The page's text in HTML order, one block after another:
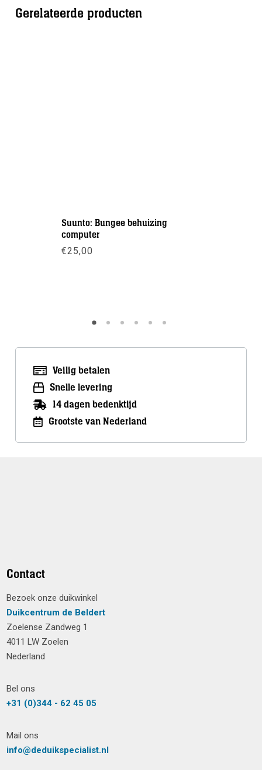
Gerelateerde producten
Suunto: Bungee behuizing
computer
€25,00
Veilig betalen
Snelle levering
14 dagen bedenktijd
Grootste van Nederland
Contact
Bezoek onze duikwinkel
Duikcentrum de Beldert
Zoelense Zandweg 1
4011 LW Zoelen
Nederland
Bel ons
+31 (0)344 - 62 45 05
Mail ons
info@deduikspecialist.nl